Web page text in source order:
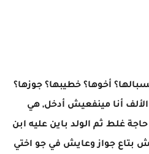
أخوها؟ خطيبها؟ جوزها؟
أنا مينفعيش أدخل, هي
غلط ثم الولد باين عليه ابن
بتاع جواز وعايش في جو اختي